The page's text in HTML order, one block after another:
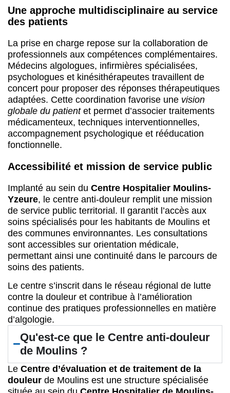
Une approche multidisciplinaire au service
des patients
La prise en charge repose sur la collaboration de
professionnels aux compétences complémentaires.
Médecins algologues, infirmières spécialisées,
psychologues et kinésithérapeutes travaillent de
concert pour proposer des réponses thérapeutiques
adaptées. Cette coordination favorise une vision
globale du patientet permet d’associer traitements
médicamenteux, techniques interventionnelles,
accompagnement psychologique et rééducation
fonctionnelle.
Accessibilité et mission de service public
Implanté au sein du Centre Hospitalier Moulins-
Yzeure, le centre anti-douleur remplit une mission
de service public territorial. Il garantit l’accès aux
soins spécialisés pour les habitants de Moulins et
des communes environnantes. Les consultations
sont accessibles sur orientation médicale,
permettant ainsi une continuité dans le parcours de
soins des patients.
Le centre s’inscrit dans le réseau régional de lutte
contre la douleur et contribue à l’amélioration
continue des pratiques professionnelles en matière
d’algologie.
Qu'est-ce que le Centre anti-douleur
de Moulins ?
Le Centre d’évaluation et de traitement de la
douleur de Moulins est une structure spécialisée